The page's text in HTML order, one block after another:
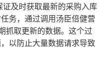
证及时获取最新的采购入库
务，通过调用汤臣倍健营
抓取更新的数据。这个过
以防止大量数据请求导致